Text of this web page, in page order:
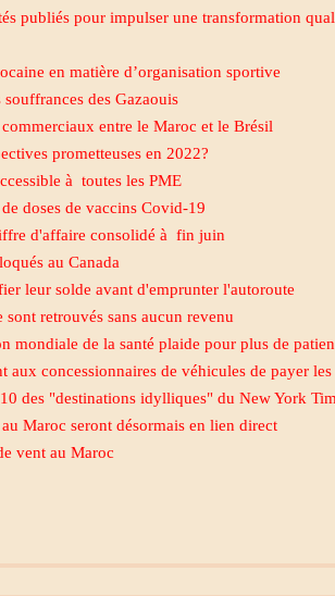
publiés pour impulser une transformation
en matière d’organisation sportive
des Gazaouis
entre le Maroc et le Brésil
prometteuses en 2022?
à toutes les PME
doses de vaccins Covid-19
d'affaire consolidé à fin juin
au Canada
leur solde avant d'emprunter l'autoroute
retrouvés sans aucun revenu
mondiale de la santé plaide pour plus de
aux concessionnaires de véhicules de payer
des "destinations idylliques" du New York
Maroc seront désormais en lien direct
vent au Maroc